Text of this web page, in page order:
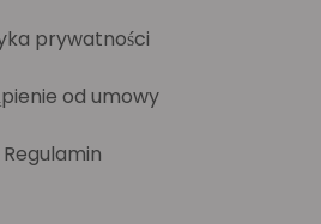
prywatności
od umowy
Regulamin